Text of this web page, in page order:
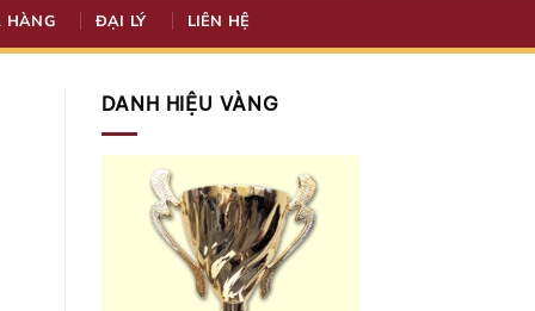
HÀNG ĐẠI LÝ LIÊN HỆ
DANH HIỆU VÀNG